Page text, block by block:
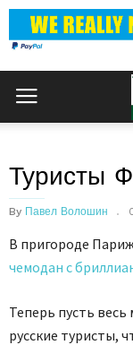
Туристы
By Павел Волошин
В пригороде
чемодан с
Теперь пусть
русские туристы,